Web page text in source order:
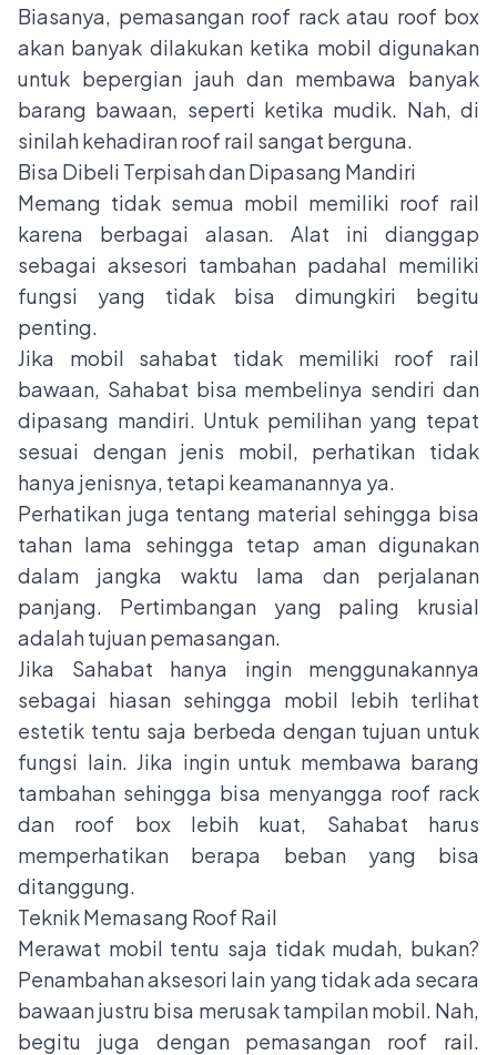
Biasanya, pemasangan roof rack atau roof box
akan banyak dilakukan ketika mobil digunakan
untuk bepergian jauh dan membawa banyak
barang bawaan, seperti ketika mudik. Nah, di
sinilah kehadiran roof rail sangat berguna.
Bisa Dibeli Terpisah dan Dipasang Mandiri
Memang tidak semua mobil memiliki roof rail
karena berbagai alasan. Alat ini dianggap
sebagai aksesori tambahan padahal memiliki
fungsi yang tidak bisa dimungkiri begitu
penting.
Jika mobil sahabat tidak memiliki roof rail
bawaan, Sahabat bisa membelinya sendiri dan
dipasang mandiri. Untuk pemilihan yang tepat
sesuai dengan jenis mobil, perhatikan tidak
hanya jenisnya, tetapi keamanannya ya.
Perhatikan juga tentang material sehingga bisa
tahan lama sehingga tetap aman digunakan
dalam jangka waktu lama dan perjalanan
panjang. Pertimbangan yang paling krusial
adalah tujuan pemasangan.
Jika Sahabat hanya ingin menggunakannya
sebagai hiasan sehingga mobil lebih terlihat
estetik tentu saja berbeda dengan tujuan untuk
fungsi lain. Jika ingin untuk membawa barang
tambahan sehingga bisa menyangga roof rack
dan roof box lebih kuat, Sahabat harus
memperhatikan berapa beban yang bisa
ditanggung.
Teknik Memasang Roof Rail
Merawat mobil tentu saja tidak mudah, bukan?
Penambahan aksesori lain yang tidak ada secara
bawaan justru bisa merusak tampilan mobil. Nah,
begitu juga dengan pemasangan roof rail.